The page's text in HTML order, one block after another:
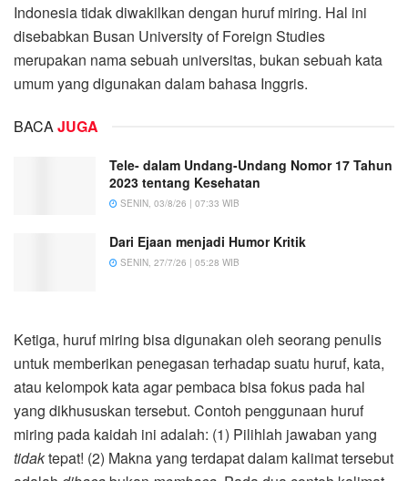
Indonesia tidak diwakilkan dengan huruf miring. Hal ini
disebabkan Busan University of Foreign Studies
merupakan nama sebuah universitas, bukan sebuah kata
umum yang digunakan dalam bahasa Inggris.
BACAJUGA
Tele- dalam Undang-Undang Nomor 17 Tahun
2023 tentang Kesehatan
SENIN, 03/8/26 | 07:33 WIB
Dari Ejaan menjadi Humor Kritik
SENIN, 27/7/26 | 05:28 WIB
Ketiga, huruf miring bisa digunakan oleh seorang penulis
untuk memberikan penegasan terhadap suatu huruf, kata,
atau kelompok kata agar pembaca bisa fokus pada hal
yang dikhususkan tersebut. Contoh penggunaan huruf
miring pada kaidah ini adalah: (1) Pilihlah jawaban yang
tidaktepat! (2) Makna yang terdapat dalam kalimat tersebut